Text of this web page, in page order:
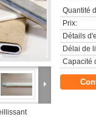
Quantité
Prix:
Détails
Délai de
Capacité